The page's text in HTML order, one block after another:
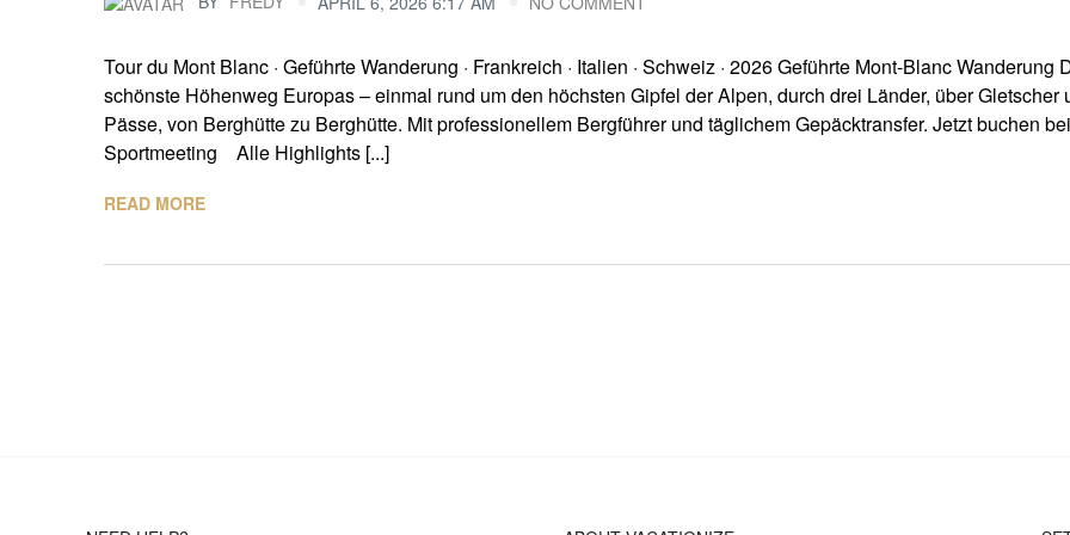
Tour du Mont Blanc · Geführte Wanderung · Frankreich · Italien · Schweiz · 2026 Geführte Mont-Blanc Wanderung
schönste Höhenweg Europas – einmal rund um den höchsten Gipfel der Alpen, durch drei Länder, über Gletscher
Pässe, von Berghütte zu Berghütte. Mit professionellem Bergführer und täglichem Gepäcktransfer. Jetzt buchen bei
Sportmeeting Alle Highlights [...]
READ MORE